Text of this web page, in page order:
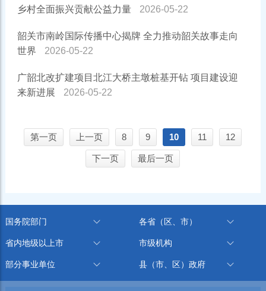
乡村全面振兴贡献公益力量
2026-05-22
韶关市南岭国际传播中心揭牌 全力推动韶关故事走向
世界
2026-05-22
广韶北改扩建项目北江大桥主墩桩基开钻 项目建设迎
来新进展
2026-05-22
第一页 上一页 8 9 10 11 12
下一页 最后一页
国务院部门 各省（区、市）
省内地级以上市 市级机构
部分事业单位 县（市、区）政府